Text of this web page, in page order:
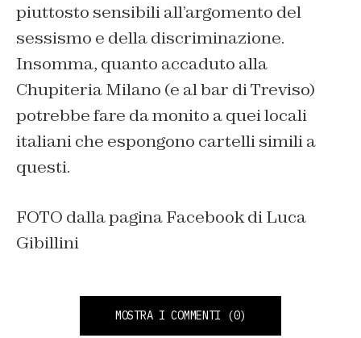
piuttosto sensibili all’argomento del
sessismo e della discriminazione.
Insomma, quanto accaduto alla
Chupiteria Milano (e al bar di Treviso)
potrebbe fare da monito a quei locali
italiani che espongono cartelli simili a
questi.
FOTO dalla pagina Facebook di Luca
Gibillini
MOSTRA I COMMENTI (0)